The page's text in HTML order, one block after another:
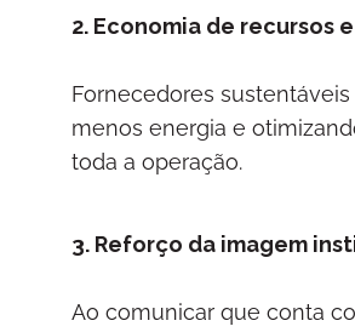
2. Economia de recursos
Fornecedores
menos energia e
toda a operação.
3. Reforço da imagem
Ao comunicar que conta